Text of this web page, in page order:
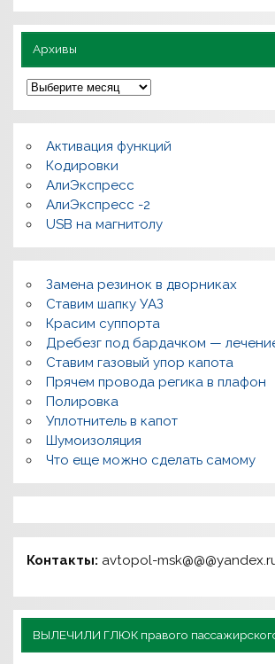
Архивы
А
р
х
и
ы
Активация функций
Кодировки
АлиЭкспресс
АлиЭкспресс -2
USB на магнитолу
Замена резинок в дворниках
Ставим шапку УАЗ
Красим суппорта
Дребезг под бардачком —
Ставим газовый упор капота
Прячем провода регика в плафон
Полировка
Уплотнитель в капот
Шумоизоляция
Что еще можно сделать самому
Контакты: avtopol-
ВЫЛЕЧИЛИ ГЛЮК правого